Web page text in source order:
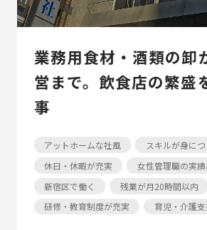
業務用食材・酒類の卸
営まで。飲食店の繁盛
事
アットホームな社風
スキルが身につ
休日・休暇が充実
女性管理職の実績
新宿区で働く
残業が月20時間以内
研修・教育制度が充実
育児・介護